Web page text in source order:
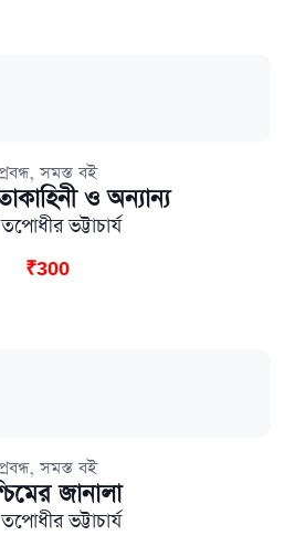
,সমস্ত বই
ও অন্যান্য
তপোধীর ভট্টাচার্য
₹300
,সমস্ত বই
জানালা
তপোধীর ভট্টাচার্য